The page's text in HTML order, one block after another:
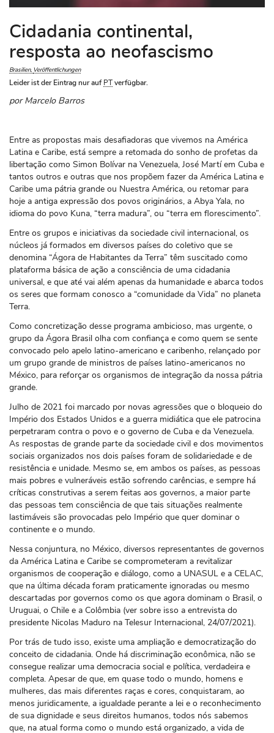
Cidadania continental,
resposta ao neofascismo
Brasilien Veröffentlichungen
Leider ist der Eintrag nur auf PT verfügbar.
por Marcelo Barros
Entre as propostas mais desafiadoras que vivemos na América
Latina e Caribe, está sempre a retomada do sonho de profetas da
libertação como Simon Bolívar na Venezuela, José Martí em Cuba e
tantos outros e outras que nos propõem fazer da América Latina e
Caribe uma pátria grande ou Nuestra América, ou retomar para
hoje a antiga expressão dos povos originários, a Abya Yala, no
idioma do povo Kuna, “terra madura”, ou “terra em florescimento”.
Entre os grupos e iniciativas da sociedade civil internacional, os
núcleos já formados em diversos países do coletivo que se
denomina “Ágora de Habitantes da Terra” têm suscitado como
plataforma básica de ação a consciência de uma cidadania
universal, e que até vai além apenas da humanidade e abarca todos
os seres que formam conosco a “comunidade da Vida” no planeta
Terra.
Como concretização desse programa ambicioso, mas urgente, o
grupo da Ágora Brasil olha com confiança e como quem se sente
convocado pelo apelo latino-americano e caribenho, relançado por
um grupo grande de ministros de países latino-americanos no
México, para reforçar os organismos de integração da nossa pátria
grande.
Julho de 2021 foi marcado por novas agressões que o bloqueio do
Império dos Estados Unidos e a guerra midiática que ele patrocina
perpetraram contra o povo e o governo de Cuba e da Venezuela.
As respostas de grande parte da sociedade civil e dos movimentos
sociais organizados nos dois países foram de solidariedade e de
resistência e unidade. Mesmo se, em ambos os países, as pessoas
mais pobres e vulneráveis estão sofrendo carências, e sempre há
críticas construtivas a serem feitas aos governos, a maior parte
das pessoas tem consciência de que tais situações realmente
lastimáveis são provocadas pelo Império que quer dominar o
continente e o mundo.
Nessa conjuntura, no México, diversos representantes de governos
da América Latina e Caribe se comprometeram a revitalizar
organismos de cooperação e diálogo, como a UNASUL e a CELAC,
que na última década foram praticamente ignoradas ou mesmo
descartadas por governos como os que agora dominam o Brasil, o
Uruguai, o Chile e a Colômbia (ver sobre isso a entrevista do
presidente Nicolas Maduro na Telesur Internacional, 24/07/2021).
Por trás de tudo isso, existe uma ampliação e democratização do
conceito de cidadania. Onde há discriminação econômica, não se
consegue realizar uma democracia social e política, verdadeira e
completa. Apesar de que, em quase todo o mundo, homens e
mulheres, das mais diferentes raças e cores, conquistaram, ao
menos juridicamente, a igualdade perante a lei e o reconhecimento
de sua dignidade e seus direitos humanos, todos nós sabemos
que, na atual forma como o mundo está organizado, a vida de